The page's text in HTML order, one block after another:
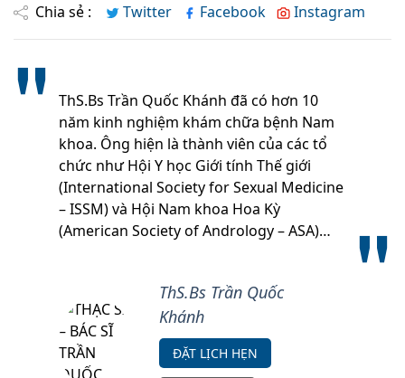
Chia sẻ : Twitter Facebook Instagram
ThS.Bs Trần Quốc Khánh đã có hơn 10
năm kinh nghiệm khám chữa bệnh Nam
khoa. Ông hiện là thành viên của các tổ
chức như Hội Y học Giới tính Thế giới
(International Society for Sexual Medicine
– ISSM) và Hội Nam khoa Hoa Kỳ
(American Society of Andrology – ASA)…
ThS.Bs Trần Quốc
Khánh
ĐẶT LỊCH HẸN